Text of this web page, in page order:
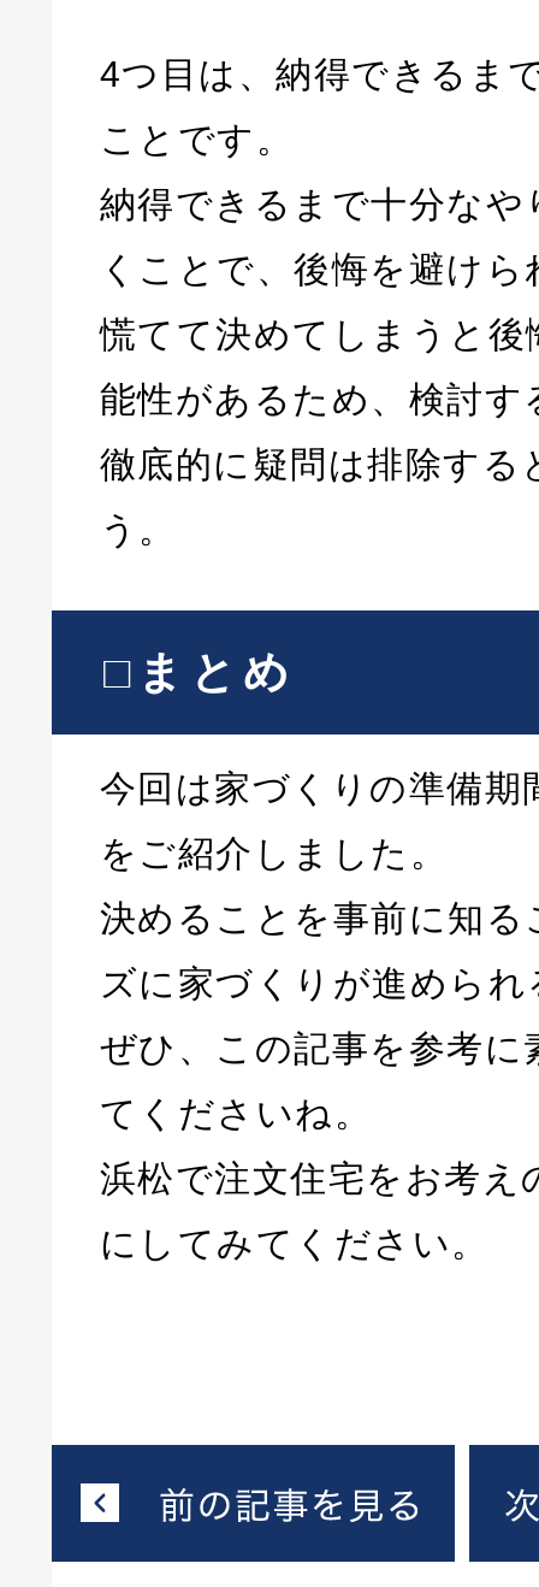
4つ目は、納得できるま
ことです。
納得できるまで十分な
くことで、後悔を避けら
慌てて決めてしまうと
能性があるため、検討す
徹底的に疑問は排除する
う。
□まとめ
今回は家づくりの準備期
をご紹介しました。
決めることを事前に知る
ズに家づくりが進めら
ぜひ、この記事を参考に
てくださいね。
浜松で注文住宅をお考え
にしてみてください。